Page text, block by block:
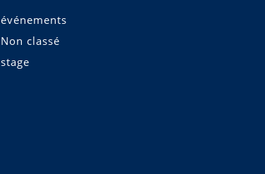
événements
Non classé
stage